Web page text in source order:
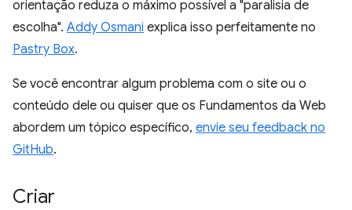
orientação reduza o máximo possível a "paralisia de
escolha". Addy Osmani explica isso perfeitamente no
Pastry Box.
Se você encontrar algum problema com o site ou o
conteúdo dele ou quiser que os Fundamentos da Web
abordem um tópico específico, envie seu feedback no
GitHub.
Criar